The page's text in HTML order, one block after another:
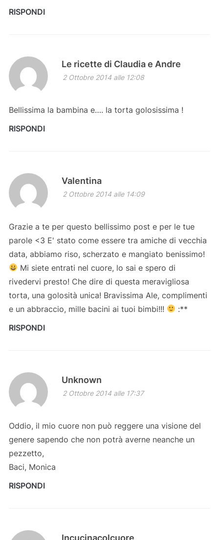
RISPONDI
Le ricette di Claudia e Andre
2 Ottobre 2014 alle 12:08
Bellissima la bambina e…. la torta golosissima !
RISPONDI
Valentina
2 Ottobre 2014 alle 14:09
Grazie a te per questo bellissimo post e per le tue
parole <3 E' stato come essere tra amiche di vecchia
data, abbiamo riso, scherzato e mangiato benissimo!
Mi siete entrati nel cuore, lo sai e spero di
rivedervi presto! Che dire di questa meravigliosa
torta, una golosità unica! Bravissima Ale, complimenti
e un abbraccio, mille bacini ai tuoi bimbi!!!
:**
RISPONDI
Unknown
2 Ottobre 2014 alle 17:37
Oddio, il mio cuore non può reggere una visione del
genere sapendo che non potrà averne neanche un
pezzetto,
Baci, Monica
RISPONDI
Incucinacolcuore